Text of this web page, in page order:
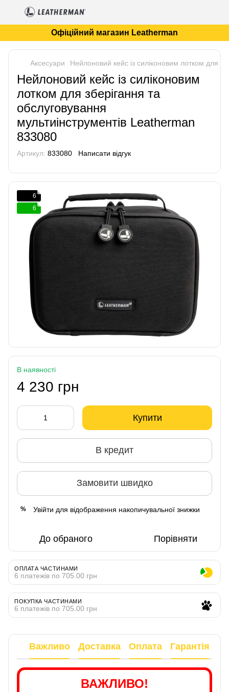
Офіційний магазин Leatherman
Аксесуари Нейлоновий кейс із силіконовим лотком для
Нейлоновий кейс із силіконовим
лотком для зберігання та
обслуговування
мультиінструментів Leatherman
833080
Артикул: 833080 Написати відгук
6
6
В наявності
4 230 грн
Купити
В кредит
Замовити швидко
% Увійти для відображення накопичувальної знижки
До обраного Порівняти
ОПЛАТА ЧАСТИНАМИ
6 платежів по 705.00 грн
ПОКУПКА ЧАСТИНАМИ
6 платежів по 705.00 грн
Важливо Доставка Оплата Гарантія
ВАЖЛИВО!